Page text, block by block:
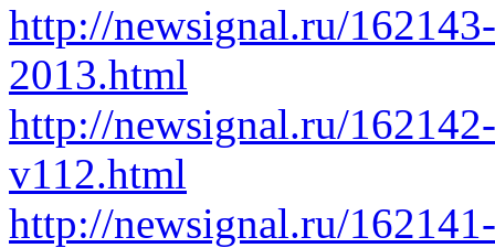
http://newsignal.ru/
2013.html
http://newsignal.ru/
v112.html
http://newsignal.ru/